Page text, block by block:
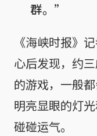
群。”
《海峡时报》
心后发现，约
的游戏，一般
明亮显眼的灯
碰碰运气。